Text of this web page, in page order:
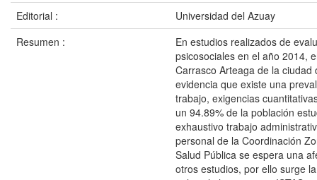
Editorial :
Universidad del Azuay
Resumen :
En estudios realizados de
psicosociales en el año 2014,
Carrasco Arteaga de la ciudad
evidencia que existe una
trabajo, exigencias
un 94.89% de la población
exhaustivo trabajo
personal de la Coordinación
Salud Pública se espera una
otros estudios, por ello surge